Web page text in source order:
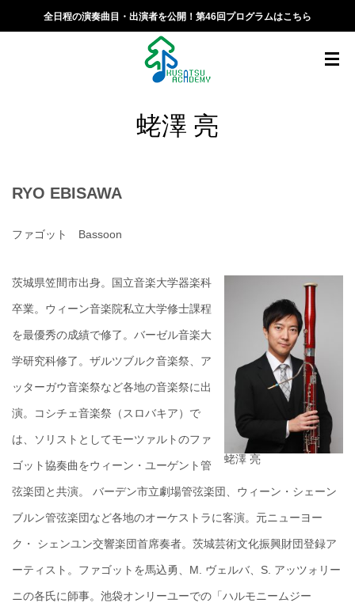
全日程の演奏曲目・出演者を公開！第46回プログラムはこちら
蛯澤 亮
RYO EBISAWA
ファゴット Bassoon
蛯澤 亮
茨城県笠間市出身。国立音楽大学器楽科
卒業。ウィーン音楽院私立大学修士課程
を最優秀の成績で修了。バーゼル音楽大
学研究科修了。ザルツブルク音楽祭、ア
ッターガウ音楽祭など各地の音楽祭に出
演。コシチェ音楽祭（スロバキア）で
は、ソリストとしてモーツァルトのファ
ゴット協奏曲をウィーン・ユーゲント管
弦楽団と共演。 バーデン市立劇場管弦楽団、ウィーン・シェーン
ブルン管弦楽団など各地のオーケストラに客演。元ニューヨー
ク・ シェンユン交響楽団首席奏者。茨城芸術文化振興財団登録ア
ーティスト。ファゴットを馬込勇、M. ヴェルバ、S. アッツォリー
ニの各氏に師事。池袋オンリーユーでの「ハルモニームジー